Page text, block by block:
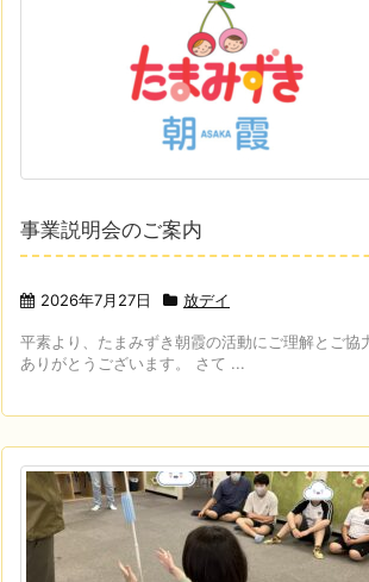
事業説明会のご案内
2026年7月27日 放デイ
平素より、たまみずき朝霞の活動にご理解とご協
ありがとうございます。 さて ...